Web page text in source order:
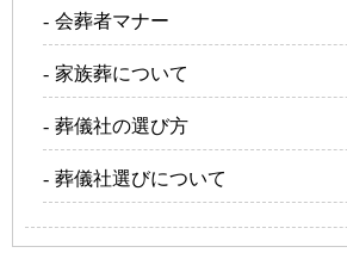
会葬者マナー
家族葬について
葬儀社の選び方
葬儀社選びについて